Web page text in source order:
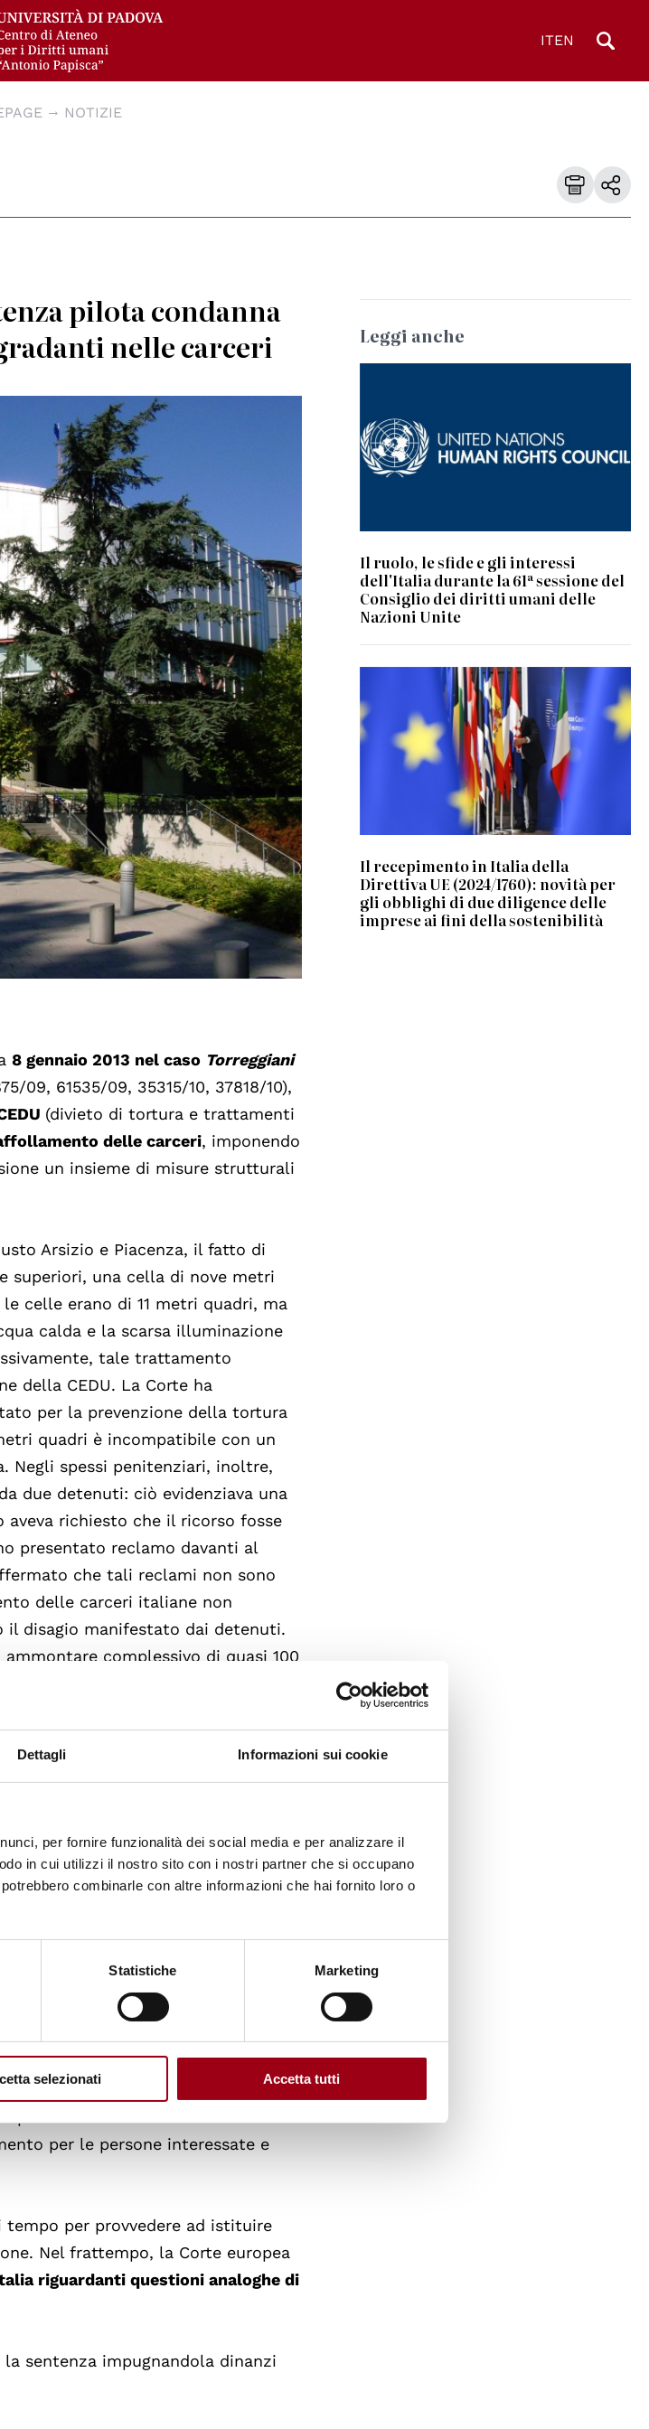
Dettagli Informazioni sui cookie
per fornire funzionalità dei social media e per analizzare il
in cui utilizzi il nostro sito con i nostri partner che si occupano
combinarle con altre informazioni che hai fornito loro o
Statistiche Marketing
selezionati Accetta tutti
ITEN
NOTIZIE
pilota condanna
nelle carceri
8 gennaio 2013 nel caso Torreggiani
09, 61535/09, 35315/10, 37818/10),
(divieto di tortura e trattamenti
delle carceri, imponendo
un insieme di misure strutturali
Arsizio e Piacenza, il fatto di
superiori, una cella di nove metri
celle erano di 11 metri quadri, ma
calda e la scarsa illuminazione
tale trattamento
della CEDU. La Corte ha
per la prevenzione della tortura
quadri è incompatibile con un
spessi penitenziari, inoltre,
due detenuti: ciò evidenziava una
richiesto che il ricorso fosse
presentato reclamo davanti al
che tali reclami non sono
delle carceri italiane non
il disagio manifestato dai detenuti.
complessivo di quasi 100
sul caso, nell'accogliere le
pilota. La Corte ha infatti
rilevato
della Corte. L'indice di
dal governo nel 2010, è passato
troppo alti che espongono i
e inumano.
rilevante di ricorsi riguardanti
la Corte può selezionare
ed estendere le conclusioni
procedura delle "sentenze
(artt. 1 e 46 CEDU), risolvendo
seguendo le indicazioni fornite
procedure interne di ricorso e
per le persone interessate e
per provvedere ad istituire
Nel frattempo, la Corte europea
riguardanti questioni analoghe di
sentenza impugnandola dinanzi
Leggi anche
Il ruolo, le sfide e gli interessi
dell'Italia durante la 61ª sessione del
Consiglio dei diritti umani delle
Nazioni Unite
© European Union
Il recepimento in Italia della
Direttiva UE (2024/1760): novità per
gli obblighi di due diligence delle
imprese ai fini della sostenibilità